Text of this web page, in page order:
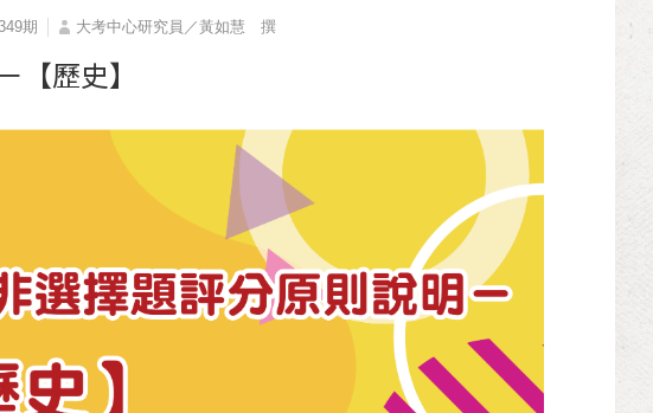
期 大考中心研究員／黃如慧 撰
【歷史】